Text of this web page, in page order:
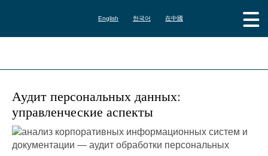
English 한국어 在中國
Аудит персональных данных:
управленческие аспекты